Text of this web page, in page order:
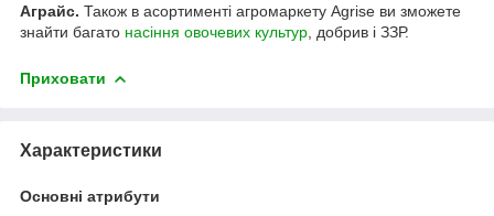
Аграйс. Також в асортименті агромаркету Agrise ви зможете
знайти багато насіння овочевих культур , добрив і ЗЗР.
Приховати
Характеристики
Основні атрибути